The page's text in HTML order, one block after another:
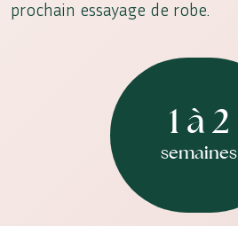
prochain essayage de robe.
1 à 2
semaines